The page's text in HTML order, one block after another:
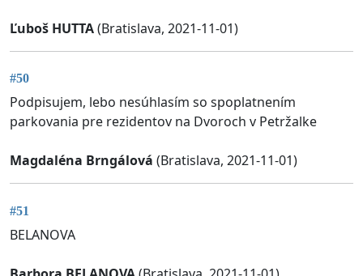
Ľuboš HUTTA(Bratislava, 2021-11-01)
#50
Podpisujem, lebo nesúhlasím so spoplatnením
parkovania pre rezidentov na Dvoroch v Petržalke
Magdaléna Brngálová (Bratislava, 2021-11-01)
#51
BELANOVA